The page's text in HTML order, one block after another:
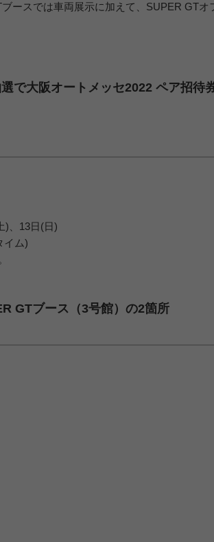
ースでは車両展示に加えて、SUPER GTオ
で大阪オートメッセ2022 ペア招待
)、13日(日)
ム)
GTブース（3号館）の2箇所